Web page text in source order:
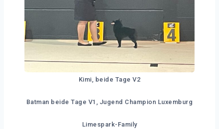
Kimi, beide Tage V2
Batman beide Tage V1, Jugend Champion Luxemburg
Limespark-Family